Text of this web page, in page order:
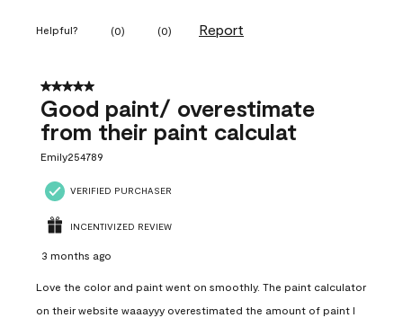
Helpful? (0) (0) Report
5 out of 5 stars.
Good paint/ overestimate
from their paint calculat
Emily254789
VERIFIED PURCHASER
INCENTIVIZED REVIEW
3 months ago
Love the color and paint went on smoothly. The paint calculator
on their website waaayyy overestimated the amount of paint I